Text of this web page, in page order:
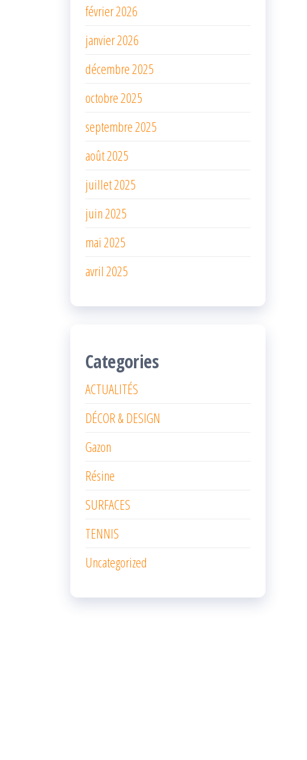
février 2026
janvier 2026
décembre 2025
octobre 2025
septembre 2025
août 2025
juillet 2025
juin 2025
mai 2025
avril 2025
Categories
ACTUALITÉS
DÉCOR & DESIGN
Gazon
Résine
SURFACES
TENNIS
Uncategorized